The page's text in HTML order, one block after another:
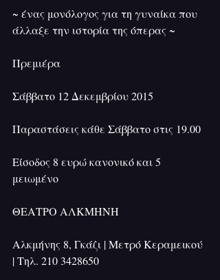
~ ένας μονόλογος για τη γυναίκα που
άλλαξε την ιστορία της όπερας ~
Πρεμιέρα
Σάββατο 12 Δεκεμβρίου 2015
Παραστάσεις κάθε Σάββατο στις 19.00
Είσοδος 8 ευρώ κανονικό και 5
μειωμένο
ΘΕΑΤΡΟ ΑΛΚΜΗΝΗ
Αλκμήνης 8, Γκάζι | Μετρό Κεραμεικού
| Τηλ. 210 3428650